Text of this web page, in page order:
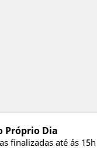
Próprio Dia
finalizadas até ás 15h